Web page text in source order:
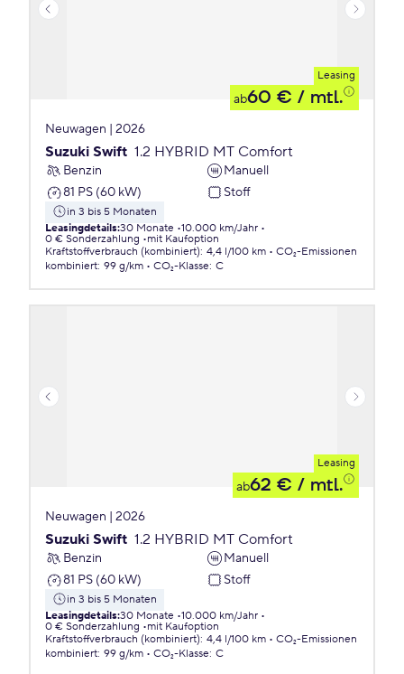
Leasing
ab60 € / mtl.
Neuwagen | 2026
Suzuki Swift 1.2 HYBRID MT Comfort
Benzin
Manuell
81 PS (60 kW)
Stoff
in 3 bis 5 Monaten
Leasingdetails:30 Monate 10.000 km/Jahr
0 € Sonderzahlung
mit Kaufoption
Kraftstoffverbrauch (kombiniert): 4,4 l/100 km
CO₂-Emissionen
kombiniert: 99 g/km CO₂-Klasse: C
Leasing
ab62 € / mtl.
Neuwagen | 2026
Suzuki Swift 1.2 HYBRID MT Comfort
Benzin
Manuell
81 PS (60 kW)
Stoff
in 3 bis 5 Monaten
Leasingdetails:30 Monate 10.000 km/Jahr
0 € Sonderzahlung
mit Kaufoption
Kraftstoffverbrauch (kombiniert): 4,4 l/100 km
CO₂-Emissionen
kombiniert: 99 g/km CO₂-Klasse: C